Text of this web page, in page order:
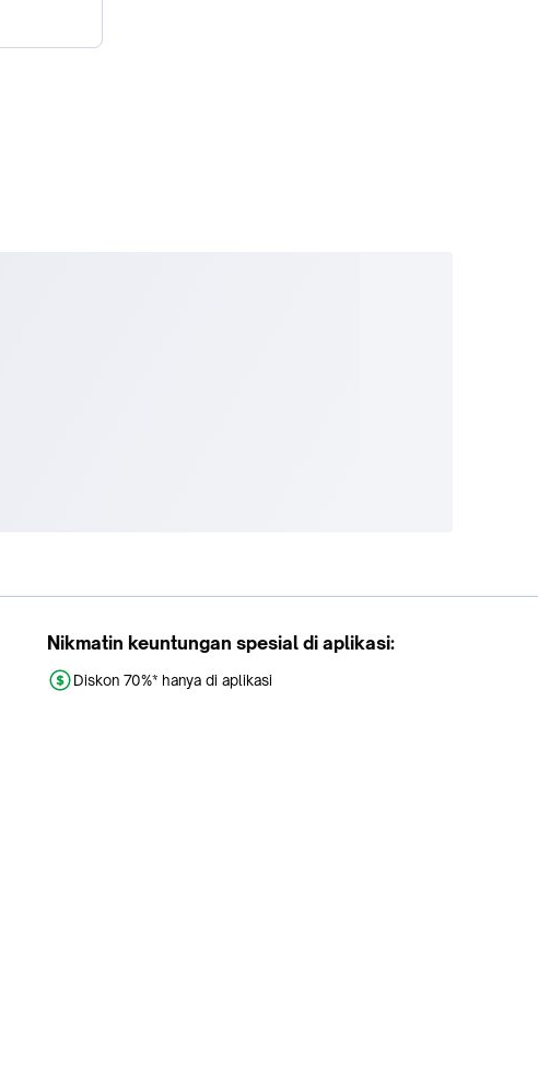
Nikmatin keuntungan spesial di aplikasi:
Diskon 70%* hanya di aplikasi